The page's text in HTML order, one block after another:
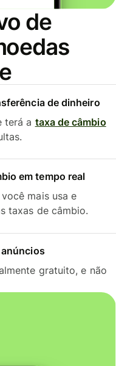
de
de dinheiro
terá a taxa de câmbio
em tempo real
mais usa e
taxas de câmbio.
gratuito, e não